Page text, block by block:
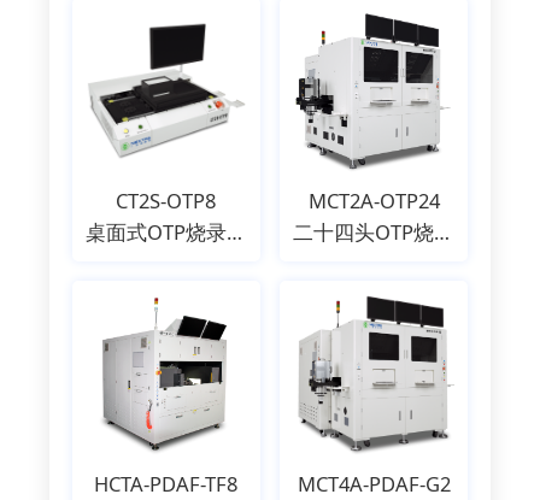
CT2S-OTP8
桌面式OTP烧录机
MCT2A-OTP24
二十四头OTP烧录机
HCTA-PDAF-TF8
MCT4A-PDAF-G2